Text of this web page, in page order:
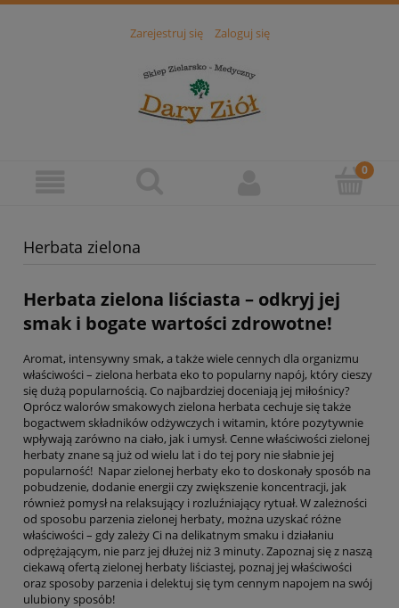
Zarejestruj się Zaloguj się
Herbata zielona
Herbata zielona liściasta – odkryj jej
smak i bogate wartości zdrowotne!
Aromat, intensywny smak, a także wiele cennych dla organizmu
właściwości – zielona herbata eko to popularny napój, który cieszy
się dużą popularnością. Co najbardziej doceniają jej miłośnicy?
Oprócz walorów smakowych zielona herbata cechuje się także
bogactwem składników odżywczych i witamin, które pozytywnie
wpływają zarówno na ciało, jak i umysł. Cenne właściwości zielonej
herbaty znane są już od wielu lat i do tej pory nie słabnie jej
popularność! Napar zielonej herbaty eko to doskonały sposób na
pobudzenie, dodanie energii czy zwiększenie koncentracji, jak
również pomysł na relaksujący i rozluźniający rytuał. W zależności
od sposobu parzenia zielonej herbaty, można uzyskać różne
właściwości – gdy zależy Ci na delikatnym smaku i działaniu
odprężającym, nie parz jej dłużej niż 3 minuty. Zapoznaj się z naszą
ciekawą ofertą zielonej herbaty liściastej, poznaj jej właściwości
oraz sposoby parzenia i delektuj się tym cennym napojem na swój
ulubiony sposób!